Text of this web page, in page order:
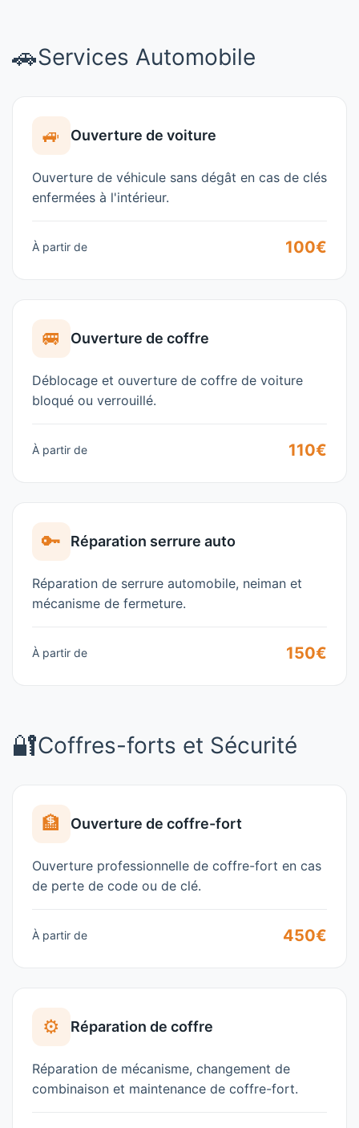
🚗Services Automobile
🚙 Ouverture de voiture
Ouverture de véhicule sans dégât en cas de clés
enfermées à l'intérieur.
À partir de 100€
🚐 Ouverture de coffre
Déblocage et ouverture de coffre de voiture
bloqué ou verrouillé.
À partir de 110€
🔑 Réparation serrure auto
Réparation de serrure automobile, neiman et
mécanisme de fermeture.
À partir de 150€
🔐Coffres-forts et Sécurité
🏦 Ouverture de coffre-fort
Ouverture professionnelle de coffre-fort en cas
de perte de code ou de clé.
À partir de 450€
⚙️ Réparation de coffre
Réparation de mécanisme, changement de
combinaison et maintenance de coffre-fort.